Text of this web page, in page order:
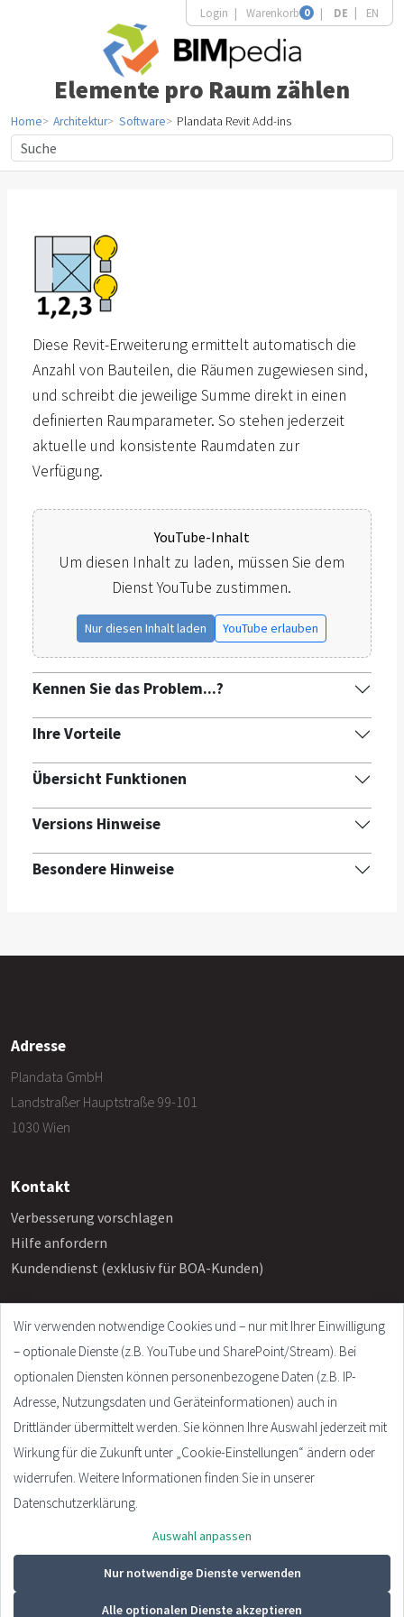
Login Warenkorb 0 DE EN
Elemente pro Raum zählen
Home Architektur Software Plandata Revit Add-ins
Diese Revit-Erweiterung ermittelt automatisch die
Anzahl von Bauteilen, die Räumen zugewiesen sind,
und schreibt die jeweilige Summe direkt in einen
definierten Raumparameter. So stehen jederzeit
aktuelle und konsistente Raumdaten zur
Verfügung.
YouTube-Inhalt
Um diesen Inhalt zu laden, müssen Sie dem
Dienst YouTube zustimmen.
Nur diesen Inhalt laden YouTube erlauben
Kennen Sie das Problem...?
Ihre Vorteile
Übersicht Funktionen
Versions Hinweise
Besondere Hinweise
Adresse
Plandata GmbH
Landstraßer Hauptstraße 99-101
1030 Wien
Kontakt
Verbesserung vorschlagen
Hilfe anfordern
Kundendienst (exklusiv für BOA-Kunden)
Info
Häufige Fragen
Impressum
AGB
Datenschutzerklärung
Cookie Settings
© 2026 - Plandata GmbH. All rights reserved.
Design:HTML5 UP
Wir verwenden notwendige Cookies und – nur mit Ihrer Einwilligung
– optionale Dienste (z.B. YouTube und SharePoint/Stream). Bei
optionalen Diensten können personenbezogene Daten (z.B. IP-
Adresse, Nutzungsdaten und Geräteinformationen) auch in
Drittländer übermittelt werden. Sie können Ihre Auswahl jederzeit mit
Wirkung für die Zukunft unter „Cookie-Einstellungen“ ändern oder
widerrufen. Weitere Informationen finden Sie in unserer
Datenschutzerklärung.
Auswahl anpassen
Nur notwendige Dienste verwenden
Alle optionalen Dienste akzeptieren